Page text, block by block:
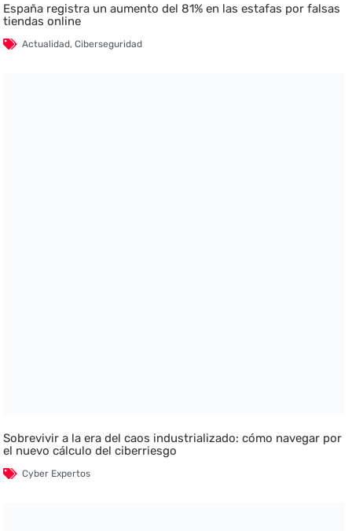
España registra un aumento del 81% en las estafas por falsas
tiendas online
Actualidad,Ciberseguridad
Sobrevivir a la era del caos industrializado: cómo navegar por
el nuevo cálculo del ciberriesgo
Cyber Expertos